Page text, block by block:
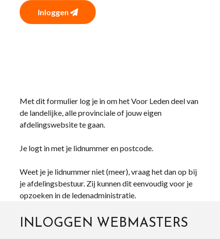
Inloggen
Met dit formulier log je in om het Voor Leden deel van
de landelijke, alle provinciale of jouw eigen
afdelingswebsite te gaan.
Je logt in met je lidnummer en postcode.
Weet je je lidnummer niet (meer), vraag het dan op bij
je afdelingsbestuur. Zij kunnen dit eenvoudig voor je
opzoeken in de ledenadministratie.
INLOGGEN WEBMASTERS